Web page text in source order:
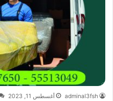
adminal3fsh أغسطس 11, 2023